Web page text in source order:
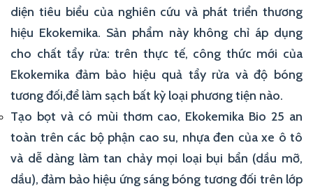
diện tiêu biểu của nghiên cứu và phát triển thương
hiệu Ekokemika. Sản phẩm này không chỉ áp dụng
cho chất tẩy rửa: trên thực tế, công thức mới của
Ekokemika đảm bảo hiệu quả tẩy rửa và độ bóng
tương đối,để làm sạch bất kỳ loại phương tiện nào.
Tạo bọt và có mùi thơm cao, Ekokemika Bio 25 an
toàn trên các bộ phận cao su, nhựa đen của xe ô tô
và dễ dàng làm tan chảy mọi loại bụi bẩn (dầu mỡ,
dầu), đảm bảo hiệu ứng sáng bóng tương đối trên lớp